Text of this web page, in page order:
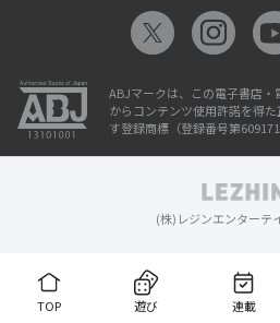
TOP 遊び 連載
ABJマークは、この電子書店
からコンテンツ使用許諾を得
す登録商標（登録番号第
(株)レジンエンターテ